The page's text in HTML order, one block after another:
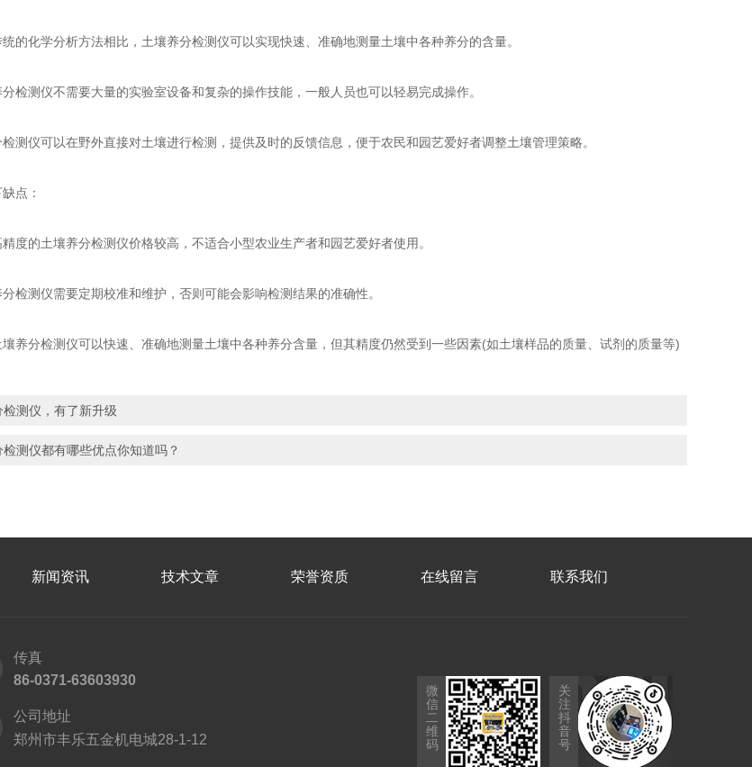
化学分析方法相比，土壤养分检测仪可以实现快速、准确地测量土壤中各种养分的含量。
测仪不需要大量的实验室设备和复杂的操作技能，一般人员也可以轻易完成操作。
仪可以在野外直接对土壤进行检测，提供及时的反馈信息，便于农民和园艺爱好者调整土壤管理策略。
点：
的土壤养分检测仪价格较高，不适合小型农业生产者和园艺爱好者使用。
测仪需要定期校准和维护，否则可能会影响检测结果的准确性。
分检测仪可以快速、准确地测量土壤中各种养分含量，但其精度仍然受到一些因素(如土壤样品的质量、试剂的质量等)
测仪，有了新升级
测仪都有哪些优点你知道吗？
新闻资讯 技术文章 荣誉资质 在线留言 联系我们
传真
86-0371-63603930
公司地址
郑州市丰乐五金机电城28-1-12
微
信
二
维
码
关
注
抖
音
号